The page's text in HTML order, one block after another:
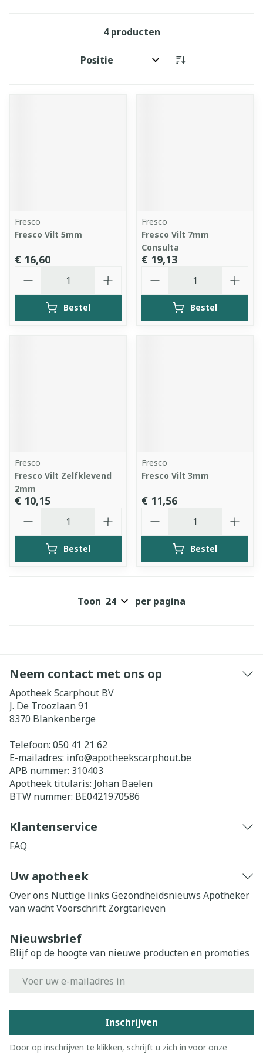
4producten
Sorteer op:
Fresco
Fresco Vilt 5mm
€ 16,60
Bestel
Fresco
Fresco Vilt 7mm
Consulta
€ 19,13
Bestel
Fresco
Fresco Vilt Zelfklevend
2mm
€ 10,15
Bestel
Fresco
Fresco Vilt 3mm
€ 11,56
Bestel
Toon per pagina
Neem contact met ons op
Apotheek Scarphout BV
J. De Troozlaan 91
8370 Blankenberge
Telefoon: 050 41 21 62
E-mailadres: info@apotheekscarphout.be
APB nummer: 310403
Apotheek titularis: Johan Baelen
BTW nummer: BE0421970586
Klantenservice
FAQ
Uw apotheek
Over ons Nuttige links Gezondheidsnieuws Apotheker
van wachtVoorschrift Zorgtarieven
Nieuwsbrief
Blijf op de hoogte van nieuwe producten en promoties
Inschrijven
Door op inschrijven te klikken, schrijft u zich in voor onze